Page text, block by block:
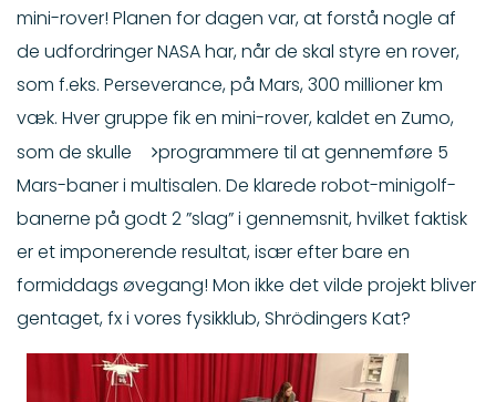
mini-rover! ​ Planen for dagen var, at forstå nogle af
de udfordringer NASA har, når de skal styre en rover,
som f.eks. Perseverance, på Mars, 300 millioner km
væk. Hver gruppe fik en mini-rover, kaldet en Zumo,
som de skulle
programmere til at gennemføre 5
Mars-baner i multisalen. De klarede robot-minigolf-
banerne på godt 2 ”slag” i gennemsnit, hvilket faktisk
er et imponerende resultat, især efter bare en
formiddags øvegang! Mon ikke det vilde projekt bliver
gentaget, fx i vores fysikklub, Shrödingers Kat?